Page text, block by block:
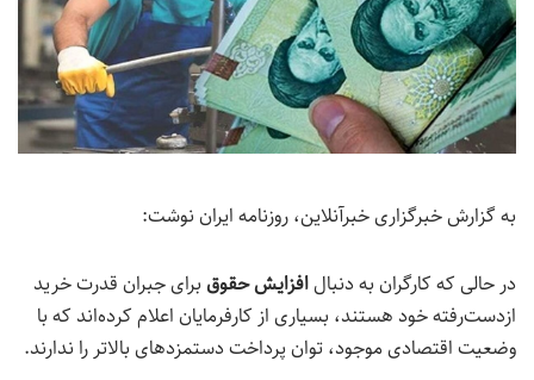
به گزارش خبرگزاری خبرآنلاین، روزنامه ایران نوشت:
در حالی که کارگران به دنبالافزایش حقوق برای جبران قدرت خرید
ازدست‌رفته خود هستند، بسیاری از کارفرمایان اعلام کرده‌اند که با
وضعیت اقتصادی موجود، توان پرداخت دستمزدهای بالاتر را ندارند.